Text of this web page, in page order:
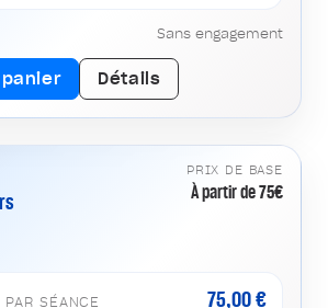
Sans engagement
Détails
PRIX DE BASE
À partir de 75€
SÉANCE 75,00 €